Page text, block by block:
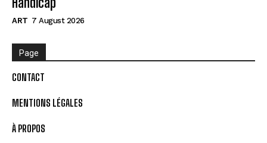
ART 7 August 2026
Page
CONTACT
MENTIONS LÉGALES
À PROPOS